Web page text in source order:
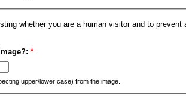
whether you are a human visitor and to
*
upper/lower case) from the image.